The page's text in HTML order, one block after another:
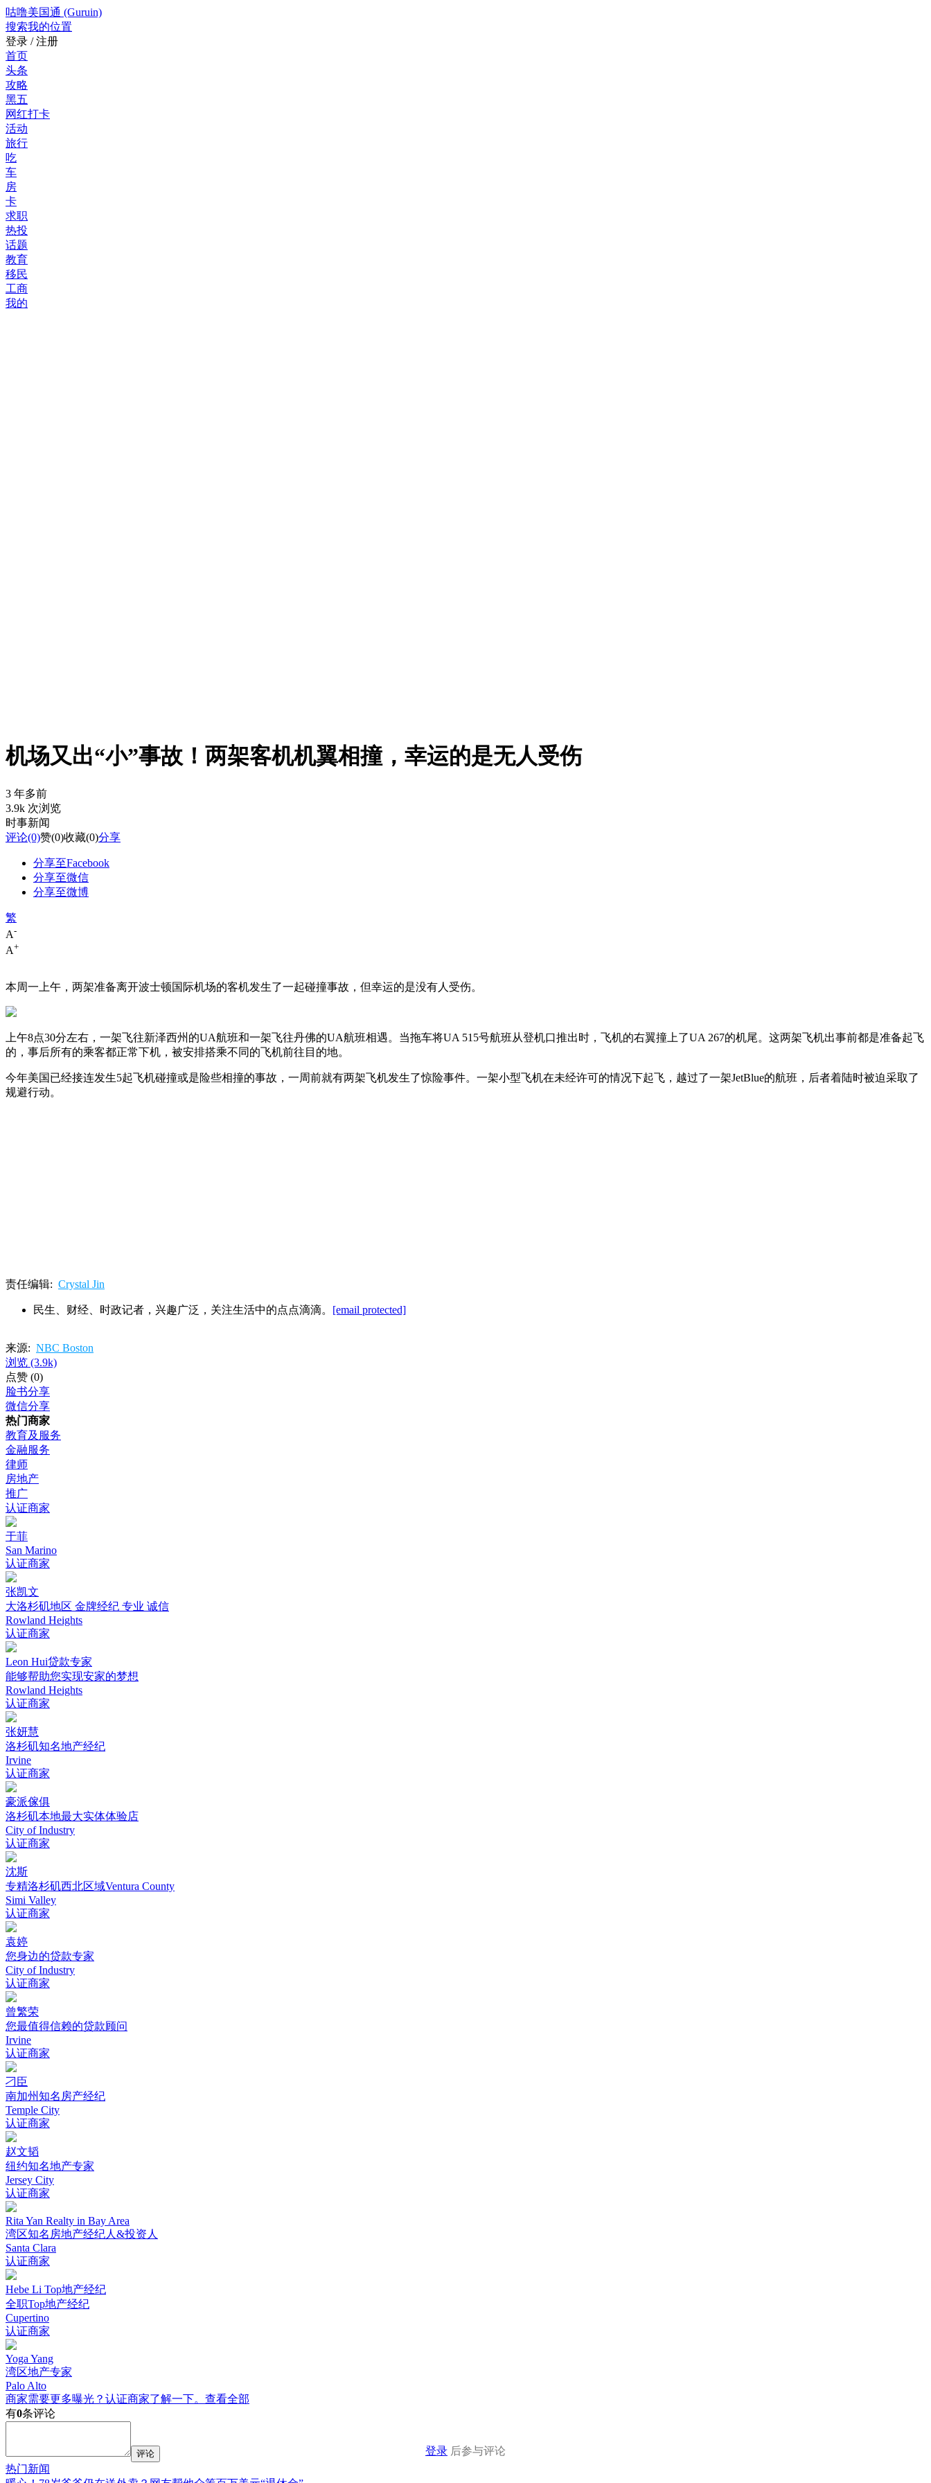
咕噜美国通 (Guruin)
搜索我的位置
登录 / 注册
首页
头条
攻略
黑五
网红打卡
活动
旅行
吃
车
房
卡
求职
热投
话题
教育
移民
工商
我的
机场又出“小”事故！两架客机机翼相撞，幸运的是无人受伤
3 年多前
3.9k 次浏览
时事新闻
评论(0)赞(0)收藏(0)分享
分享至Facebook
分享至微信
分享至微博
繁
A-
A+
本周一上午，两架准备离开波士顿国际机场的客机发生了一起碰撞事故，但幸运的是没有人受伤。
上午8点30分左右，一架飞往新泽西州的UA航班和一架飞往丹佛的UA航班相遇。当拖车将UA 515号航班从登机口推出时，飞机的右翼撞上了UA 267的机尾。这两架飞机出事前都是准备起飞
的，事后所有的乘客都正常下机，被安排搭乘不同的飞机前往目的地。
今年美国已经接连发生5起飞机碰撞或是险些相撞的事故，一周前就有两架飞机发生了惊险事件。一架小型飞机在未经许可的情况下起飞，越过了一架JetBlue的航班，后者着陆时被迫采取了
规避行动。
责任编辑: Crystal Jin
民生、财经、时政记者，兴趣广泛，关注生活中的点点滴滴。 [email protected]
来源: NBC Boston
浏览 (3.9k)
点赞 (0)
脸书分享
微信分享
热门商家
教育及服务
金融服务
律师
房地产
推广
认证商家
于菲
San Marino
认证商家
张凯文
大洛杉矶地区 金牌经纪 专业 诚信
Rowland Heights
认证商家
Leon Hui贷款专家
能够帮助您实现安家的梦想
Rowland Heights
认证商家
张妍慧
洛杉矶知名地产经纪
Irvine
认证商家
豪派傢俱
洛杉矶本地最大实体体验店
City of Industry
认证商家
沈斯
专精洛杉矶西北区域Ventura County
Simi Valley
认证商家
袁婷
您身边的贷款专家
City of Industry
认证商家
曾繁荣
您最值得信赖的贷款顾问
Irvine
认证商家
刁臣
南加州知名房产经纪
Temple City
认证商家
赵文韬
纽约知名地产专家
Jersey City
认证商家
Rita Yan Realty in Bay Area
湾区知名房地产经纪人&投资人
Santa Clara
认证商家
Hebe Li Top地产经纪
全职Top地产经纪
Cupertino
认证商家
Yoga Yang
湾区地产专家
Palo Alto
商家需要更多曝光？认证商家了解一下。 查看全部
有0条评论
登录 后参与评论
评论
热门新闻